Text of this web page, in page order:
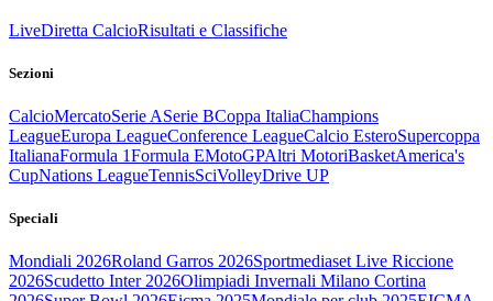
LiveDiretta CalcioRisultati e Classifiche
Sezioni
CalcioMercatoSerie ASerie BCoppa ItaliaChampions
LeagueEuropa LeagueConference LeagueCalcio EsteroSupercoppa
ItalianaFormula 1Formula EMotoGPAltri MotoriBasketAmerica's
CupNations LeagueTennisSciVolleyDrive UP
Speciali
Mondiali 2026Roland Garros 2026Sportmediaset Live Riccione
2026Scudetto Inter 2026Olimpiadi Invernali Milano Cortina